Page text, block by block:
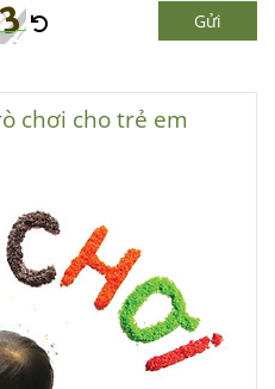
Gửi
chơi cho trẻ em